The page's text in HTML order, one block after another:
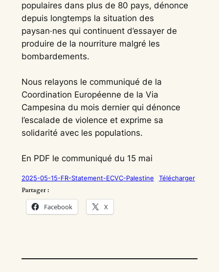
populaires dans plus de 80 pays, dénonce
depuis longtemps la situation des
paysan·nes qui continuent d’essayer de
produire de la nourriture malgré les
bombardements.
Nous relayons le communiqué de la
Coordination Européenne de la Via
Campesina du mois dernier qui dénonce
l’escalade de violence et exprime sa
solidarité avec les populations.
En PDF le communiqué du 15 mai
2025-05-15-FR-Statement-ECVC-Palestine
Télécharger
Partager :
Facebook X